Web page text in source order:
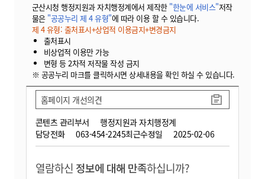
군산시청 행정지원과 자치행정계에서 제작한 "한눈에 서비스"저작
물은 "공공누리 제 4 유형"에 따라 이용 할 수 있습니다.
제 4 유형: 출처표시+상업적 이용금지+변경금지
출처표시
비상업적 이용만 가능
변형 등 2차적 저작물 작성 금지
※ 공공누리 마크를 클릭하시면 상세내용을 확인 하실 수 있습니다.
콘텐츠 관리부서
행정지원과 자치행정계
담당전화
063-454-2245최근수정일 2025-02-06
홈페이지 개선의견
열람하신 정보에 대해 만족하십니까?